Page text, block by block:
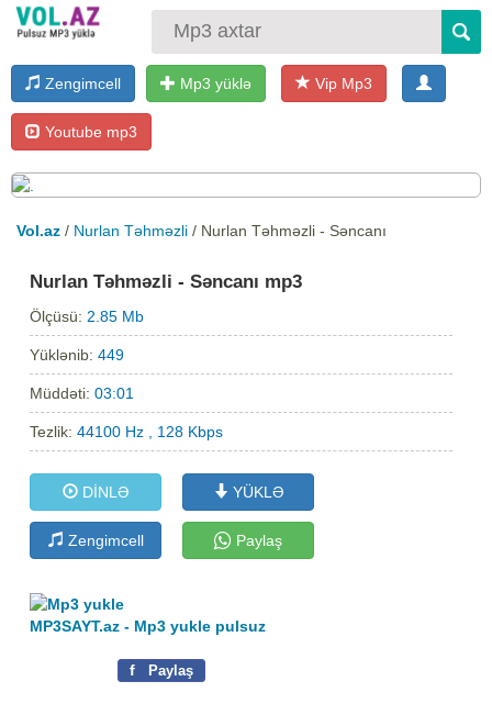
Zengimcell Mp3 yüklə Vip Mp3
Youtube mp3
Vol.az / Nurlan Təhməzli / Nurlan Təhməzli - Səncanı
Nurlan Təhməzli - Səncanı mp3
Ölçüsü: 2.85 Mb
Yüklənib:449
Müddəti:03:01
Tezlik:44100 Hz , 128 Kbps
DİNLƏ YÜKLƏ
Zengimcell Paylaş
MP3SAYT.az - Mp3 yukle pulsuz
f Paylaş